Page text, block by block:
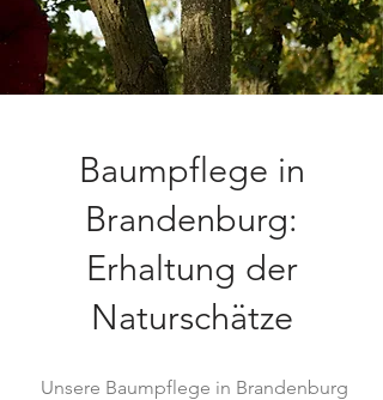
Baumpflege in
Brandenburg:
Erhaltung der
Naturschätze
Unsere Baumpflege in Brandenburg